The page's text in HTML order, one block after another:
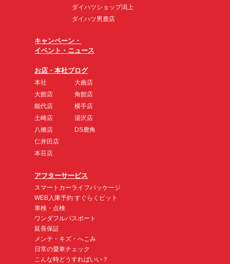
ダイハツショップ潟上
ダイハツ男鹿店
キャンペーン・
イベント・ニュース
お店・本社ブログ
本社
大館店
能代店
土崎店
八橋店
仁井田店
本荘店
大曲店
角館店
横手店
湯沢店
DS鹿角
アフターサービス
スマートカーライフパッケージ
WEB入庫予約 すぐらくピット
車検・点検
ワンダフルパスポート
延長保証
メンテ・キズ・へこみ
日常の愛車チェック
こんな時どうすればいい？